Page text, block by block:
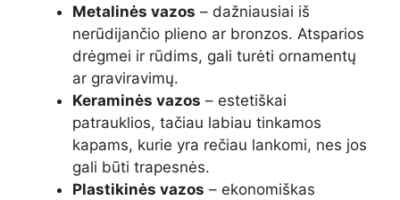
Metalinės vazos – dažniausiai iš
nerūdijančio plieno ar bronzos. Atsparios
drėgmei ir rūdims, gali turėti ornamentų
ar graviravimų.
Keraminės vazos – estetiškai
patrauklios, tačiau labiau tinkamos
kapams, kurie yra rečiau lankomi, nes jos
gali būti trapesnės.
Plastikinės vazos – ekonomiškas